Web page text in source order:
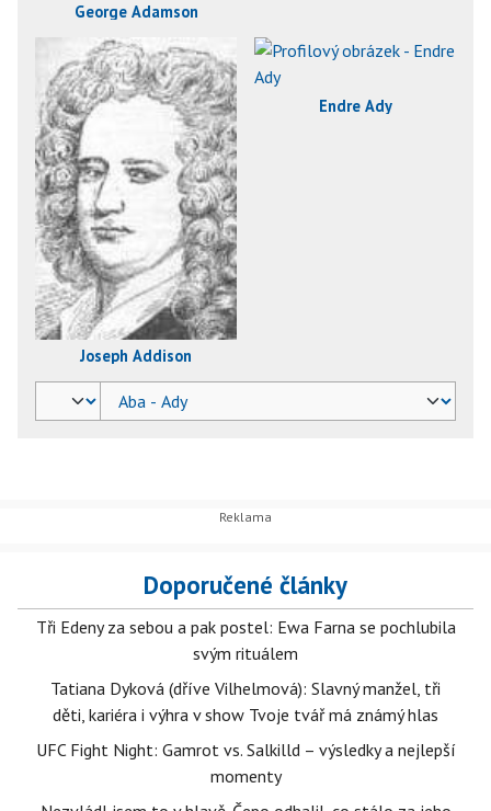
George Adamson
Joseph Addison
Endre Ady
Doporučené články
Tři Edeny za sebou a pak postel: Ewa Farna se pochlubila
svým rituálem
Tatiana Dyková (dříve Vilhelmová): Slavný manžel, tři
děti, kariéra i výhra v show Tvoje tvář má známý hlas
UFC Fight Night: Gamrot vs. Salkilld – výsledky a nejlepší
momenty